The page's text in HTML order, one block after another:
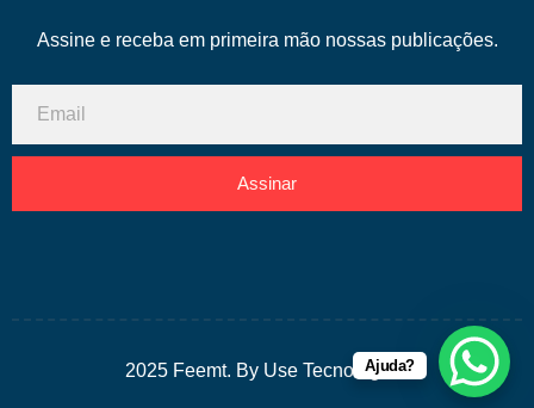
Assine e receba em primeira mão nossas publicações.
Assinar
2025 Feemt. By Use Tecnologias.
Ajuda?